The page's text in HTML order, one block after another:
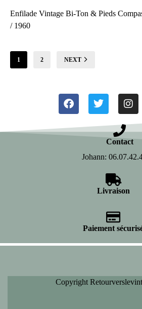
Enfilade Vintage Bi-Ton & Pieds
/ 1960
1 2 NEXT
Contact
Johann:
Livraison
Paiement
Copyright